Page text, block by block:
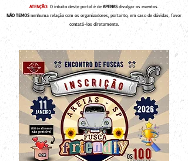
ATENÇÃO: O intuito deste portal é de APENASdivulgar os eventos.
NÃO TEMOS nenhuma relação com os organizadores, portanto, em caso de dúvidas, favor
contatá-los diretamente.